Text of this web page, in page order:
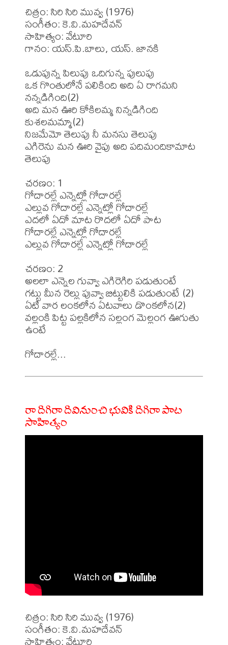
చిత్రం: సిరి సిరి మువ్వ (1976)
సంగీతం: కె.వి.మహదేవన్
సాహిత్యం: వేటూరి
గానం: యస్.పి.బాలు, యస్. జానకి
ఒడుపున్న పిలుపు ఒదిగున్న పులుపు
ఒక గొంతులోనే పలికింది అది ఏ రాగమని
నన్నడిగింది(2)
అది మన ఊరి కోకిలమ్మ నిన్నడిగింది
కుశలమమ్మా(2)
నిజమేమో తెలుపు నీ మనసు తెలుపు
ఎగిరెను మన ఊరి వైపు అది పదిమందికామాట
తెలుపు
చరణం: 1
గోదారల్లే ఎన్నెట్లో గోదారల్లే
ఎల్లువ గోదారల్లే ఎన్నెట్లో గోదారల్లే
ఎదలో ఏదో మాట రొదలో ఏదో పాట
గోదారల్లే ఎన్నెట్లో గోదారల్లే
ఎల్లువ గోదారల్లే ఎన్నెట్లో గోదారల్లే
చరణం: 2
అలలా ఎన్నెల గువ్వా ఎగిరెగిరి పడుతుంటే
గట్టు మీన రెల్లు పువ్వా బిట్టులికి పడుతుంటే (2)
ఏటి వార లంకలోన ఏటవాలు డొంకలోన(2)
వల్లంకి పిట్ట పల్లకిలోన సల్లంగ మెల్లంగ ఊగుతు
ఉంటే
రా దిగిరా దివినుంచి భువికి దిగిరా పాట
సాహిత్యం
చిత్రం: సిరి సిరి మువ్వ (1976)
సంగీతం: కె.వి.మహదేవన్